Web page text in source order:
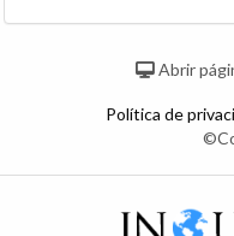
Abrir
Política de